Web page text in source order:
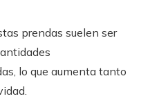
prendas suelen ser
lo que aumenta tanto